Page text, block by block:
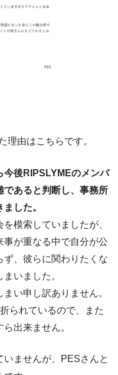
理由はこちらです。
今後RIPSLYMEのメンバ
であると判断し、事務所
した。
模索していましたが、
が重なる中で⾃分が公
、彼らに関わりたくな
いました。
い申し訳ありません。
られているので、また
出来ません。
ませんが、PESさんと